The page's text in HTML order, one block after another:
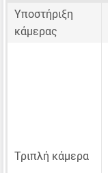
Υποστήριξη
κάμερας
Τριπλή κάμερα